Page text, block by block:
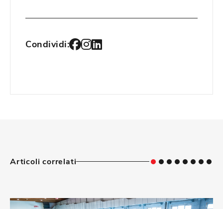
Condividi:
Articoli correlati